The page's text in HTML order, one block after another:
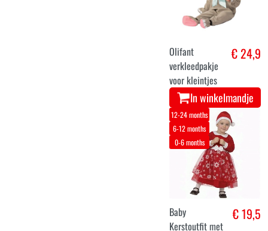
Olifant
verkleedpakje
voor kleintjes
€ 24,9
In winkelmandje
12-24 months
6-12 months
0-6 months
Baby
Kerstoutfit met
€ 19,5